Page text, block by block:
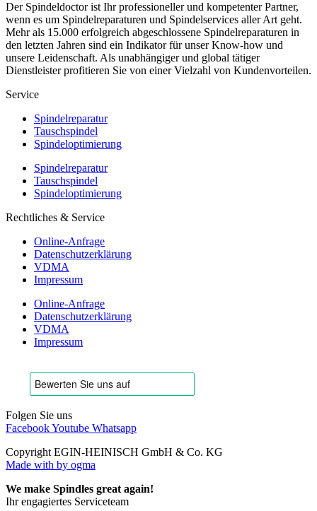
Der Spindeldoctor ist Ihr professioneller und kompetenter Partner,
wenn es um Spindelreparaturen und Spindelservices aller Art geht.
Mehr als 15.000 erfolgreich abgeschlossene Spindelreparaturen in
den letzten Jahren sind ein Indikator für unser Know-how und
unsere Leidenschaft. Als unabhängiger und global tätiger
Dienstleister profitieren Sie von einer Vielzahl von Kundenvorteilen.
Service
Spindelreparatur
Tauschspindel
Spindeloptimierung
Spindelreparatur
Tauschspindel
Spindeloptimierung
Rechtliches & Service
Online-Anfrage
Datenschutzerklärung
VDMA
Impressum
Online-Anfrage
Datenschutzerklärung
VDMA
Impressum
Folgen Sie uns
FacebookYoutube Whatsapp
Copyright EGIN-HEINISCH GmbH & Co. KG
Made with by ogma
We make Spindles great again!
Ihr engagiertes Serviceteam